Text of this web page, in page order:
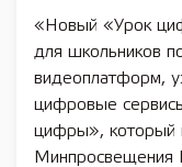
«Новый «Урок
для школьников
видеоплатформ,
цифровые
цифры», который
Минпросвещения